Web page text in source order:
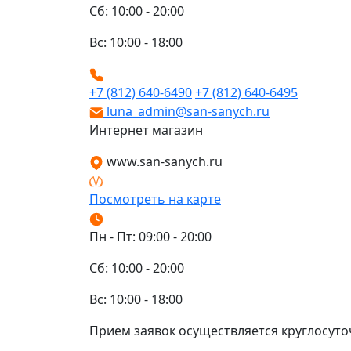
Сб: 10:00 - 20:00
Вс: 10:00 - 18:00
+7 (812) 640-6490+7 (812) 640-6495
luna_admin@san-sanych.ru
Интернет магазин
www.san-sanych.ru
Посмотреть на карте
Пн - Пт: 09:00 - 20:00
Сб: 10:00 - 20:00
Вс: 10:00 - 18:00
Прием заявок осуществляется